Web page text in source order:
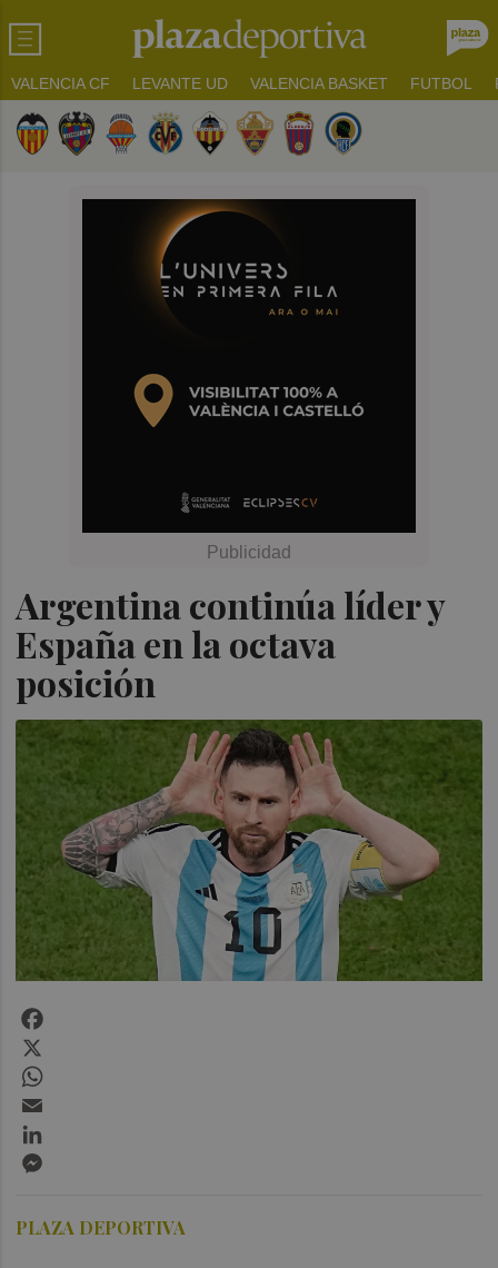
VALENCIA CF LEVANTE UD VALENCIA BASKET FUTBOL
Argentina continúa líder y
España en la octava
posición
PLAZA DEPORTIVA